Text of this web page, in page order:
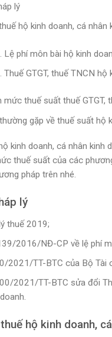
lý
hộ kinh doanh, cá nhân
Lệ phí môn bài hộ kinh
Thuế GTGT, thuế TNCN
mức thuế suất thuế
gặp về thuế suất hộ
kinh doanh, cá nhân
thuế suất của các
pháp trên nhé.
lý
thuế 2019;
2016/NĐ-CP về lệ phí
2021/TT-BTC của Bộ Tài
2021/TT-BTC sửa đổi
hộ kinh doanh,